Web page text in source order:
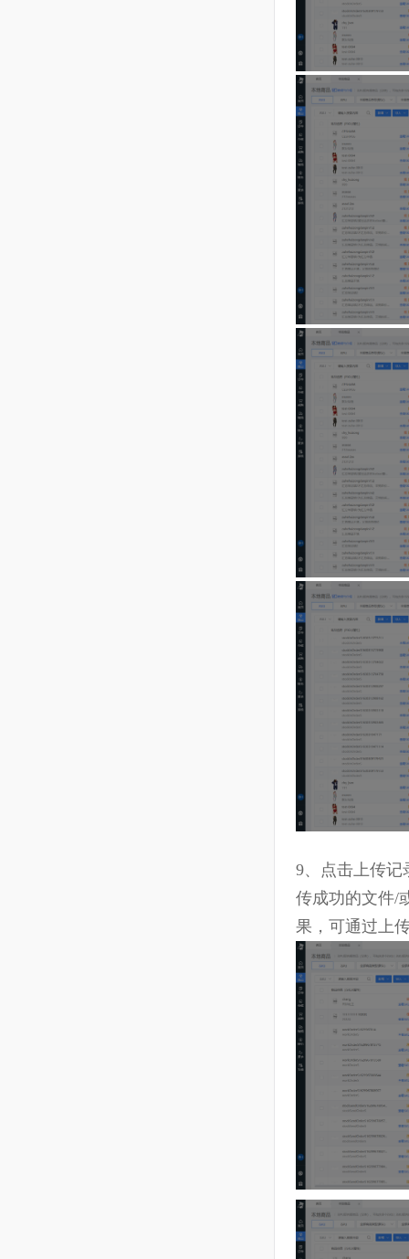
8、 填写完
选择文件
失败，可点
9、点击上
传成功的文
果，可通过